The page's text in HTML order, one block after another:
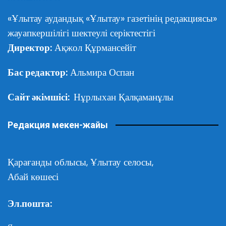
«Ұлытау аудандық «Ұлытау» газетінің редакциясы»
жауапкершілігі шектеулі серіктестігі
Директор: Ақжол Құрмансейіт
Бас редактор: Альмира Оспан
Сайт әкімшісі: Нұрлыхан Қалқаманұлы
Редакция мекен-жайы
Қарағанды облысы, Ұлытау селосы,
Абай көшесі
Эл.пошта: